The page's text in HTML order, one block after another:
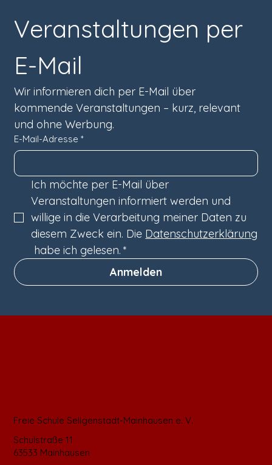
Veranstaltungen per
E-Mail
Wir informieren dich per E-Mail über
kommende Veranstaltungen – kurz, relevant
und ohne Werbung.
E-Mail-Adresse *
Ich möchte per E-Mail über
Veranstaltungen informiert werden und
willige in die Verarbeitung meiner Daten zu
diesem Zweck ein. Die Datenschutzerklärung
habe ich gelesen. *
Anmelden
Freie Schule Seligenstadt-Mainhausen e. V.
Schulstraße 11
63533 Mainhausen